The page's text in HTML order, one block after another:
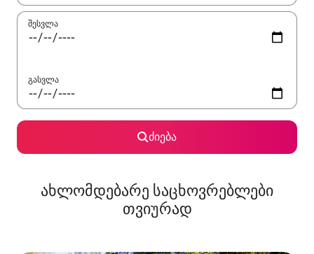
შესვლა
გასვლა
ძიება
ახლომდებარე საცხოვრებლები
თვიურად